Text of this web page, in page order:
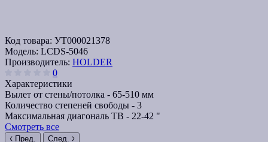
Код товара: УТ000021378
Модель: LCDS-5046
Производитель: HOLDER
0
Характеристики
Вылет от стены/потолка - 65-510 мм
Количество степеней свободы - 3
Максимальная диагональ ТВ - 22-42 "
Смотреть все
Пред. След.